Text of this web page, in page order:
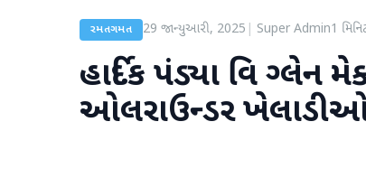
રમતગમત 29 જાન્યુઆરી, 2025 Super Admin1
હાર્દિક પંડ્યા વિ
ઓલરાઉન્ડર